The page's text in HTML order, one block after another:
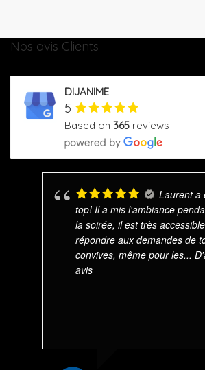
Nos avis Clients
DIJANIME
5
Based on 365 reviews
Laurent a
top! Il a mis l'ambiance
la soirée, il est très
répondre aux demandes de
convives, même pour les...
avis